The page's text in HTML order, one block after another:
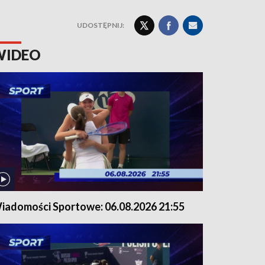
UDOSTĘPNIJ:
Sportowe: 06.08.2026 21:55